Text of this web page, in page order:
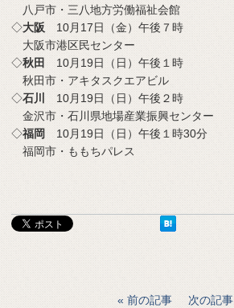
八戸市・三八地方労働福祉会館
◇大阪 10月17日（金）午後７時
大阪市港区民センター
◇秋田 10月19日（日）午後１時
秋田市・アキタスクエアビル
◇石川
10月19日（日）午後２時
金沢市・石川県地場産業振興センター
◇福岡 10月19日（日）午後１時30分
福岡市・ももちパレス
前の記事 次の記事